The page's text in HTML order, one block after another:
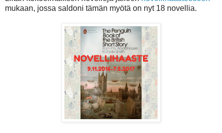
mukaan, jossa saldoni tämän myötä on nyt 18 novellia.